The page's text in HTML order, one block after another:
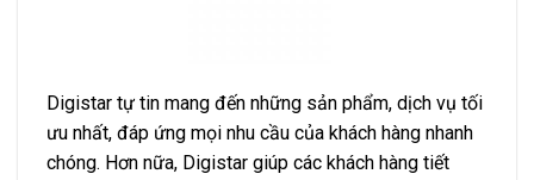
Digistar tự tin mang đến những sản phẩm, dịch vụ tối
ưu nhất, đáp ứng mọi nhu cầu của khách hàng nhanh
chóng. Hơn nữa, Digistar giúp các khách hàng tiết